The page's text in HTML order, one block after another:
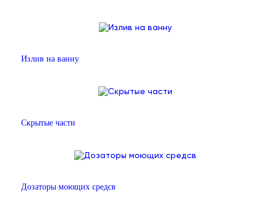
Излив на ванну
Скрытые части
Дозаторы моющих средсв